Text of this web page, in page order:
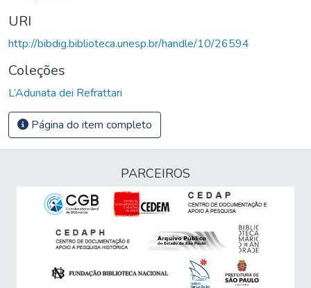
URI
http://bibdig.biblioteca.unesp.br/handle/10/26594
Coleções
L’Adunata dei Refrattari
Página do item completo
PARCEIROS